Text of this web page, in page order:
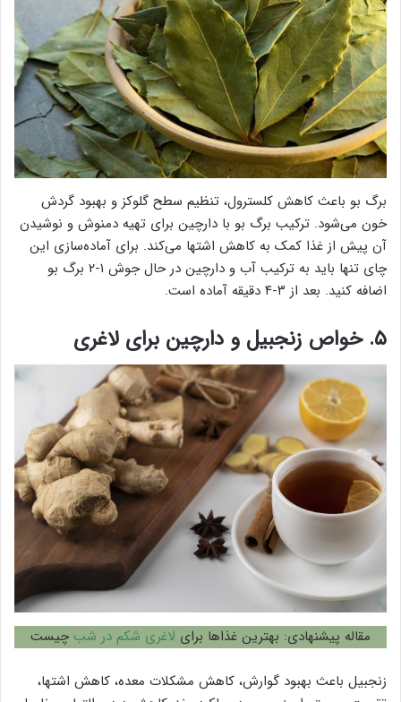
برگ بو باعث کاهش کلسترول، تنظیم سطح گلوکز و بهبود گردش
خون می‌شود. ترکیب برگ بو با دارچین برای تهیه دمنوش و نوشیدن
آن پیش از غذا کمک به کاهش اشتها می‌کند. برای آماده‌سازی این
چای تنها باید به ترکیب آب و دارچین در حال جوش ۱-۲ برگ بو
اضافه کنید. بعد از ۳-۴ دقیقه آماده است.
۵. خواص زنجبیل و دارچین برای لاغری
مقاله پیشنهادی: بهترین غذاها برای لاغری شکم در شبچیست
زنجبیل باعث بهبود گوارش، کاهش مشکلات معده، کاهش اشتها،